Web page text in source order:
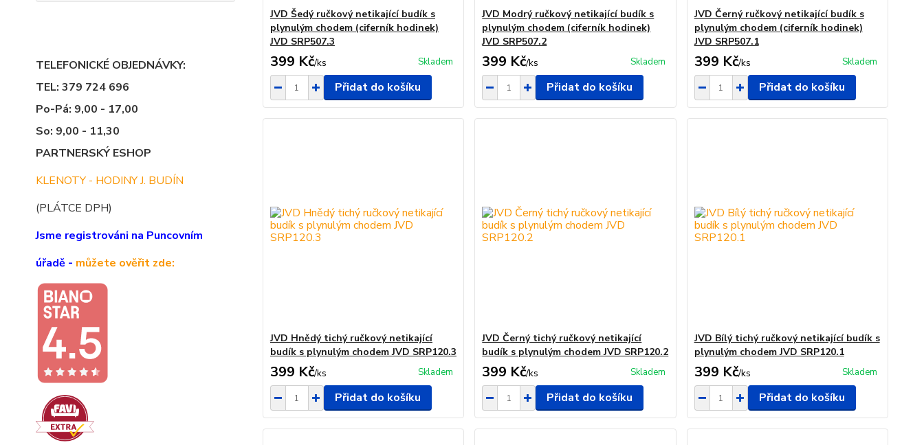
TELEFONICKÉ OBJEDNÁVKY:
TEL: 379 724 696
Po-Pá: 9,00 - 17,00
So: 9,00 - 11,30
PARTNERSKÝ ESHOP
KLENOTY - HODINY J. BUDÍN
(PLÁTCE DPH)
Jsme registrováni na Puncovním
úřadě - můžete ověřit zde:
JVD Šedý ručkový netikající budík s
plynulým chodem (ciferník hodinek)
JVD SRP507.3
399 Kč/ks Skladem
Přidat do košíku
JVD Modrý ručkový netikající budík s
plynulým chodem (ciferník hodinek)
JVD SRP507.2
399 Kč/ks Skladem
Přidat do košíku
JVD Černý ručkový netikající budík s
plynulým chodem (ciferník hodinek)
JVD SRP507.1
399 Kč/ks Skladem
Přidat do košíku
JVD Hnědý tichý ručkový netikající
budík s plynulým chodem JVD SRP120.3
399 Kč/ks Skladem
Přidat do košíku
JVD Černý tichý ručkový netikající
budík s plynulým chodem JVD SRP120.2
399 Kč/ks Skladem
Přidat do košíku
JVD Bílý tichý ručkový netikající budík s
plynulým chodem JVD SRP120.1
399 Kč/ks Skladem
Přidat do košíku